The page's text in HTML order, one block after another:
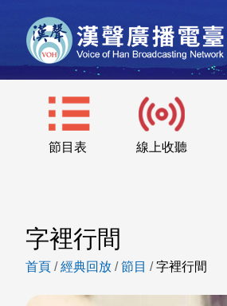
節目表 線上收聽
字裡行間
首頁 /經典回放 /節目 /字裡行間